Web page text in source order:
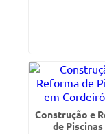
Construção e
de Piscinas